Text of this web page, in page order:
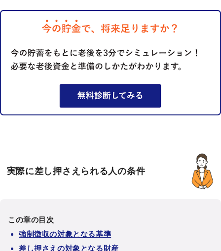
実際に差し押さえられる人の条件
この章の目次
強制徴収の対象となる基準
差し押さえの対象となる財産